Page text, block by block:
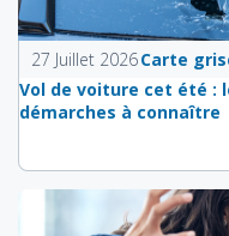
27 Juillet 2026Carte
Vol de voiture cet été :
démarches à connaître